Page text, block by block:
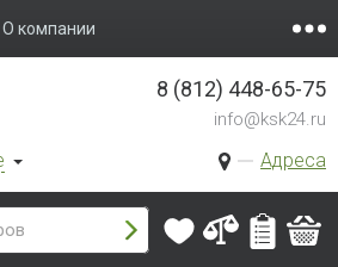
О компании
Адреса
8 (812) 448-65-75
info@ksk24.ru